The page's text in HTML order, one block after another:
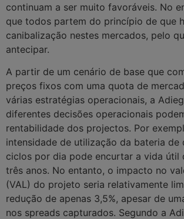
continuam a ser muito favoráveis. No
que todos partem do princípio de que
canibalização nestes mercados, pelo
antecipar.
A partir de um cenário de base que
preços fixos com uma quota de
várias estratégias operacionais, a
diferentes decisões operacionais
rentabilidade dos projectos. Por
intensidade de utilização da bateria de
ciclos por dia pode encurtar a vida útil
três anos. No entanto, o impacto no
(VAL) do projeto seria relativamente
redução de apenas 3,5%, apesar de
nos spreads capturados. Segundo a